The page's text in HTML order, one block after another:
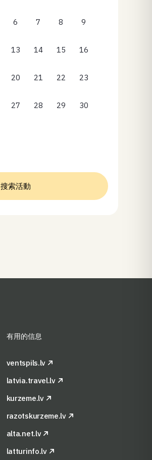
6 7 8 9
13 14 15 16
20 21 22 23
27 28 29 30
搜索活動
有用的信息
ventspils.lv
latvia.travel.lv
kurzeme.lv
razotskurzeme.lv
alta.net.lv
latturinfo.lv